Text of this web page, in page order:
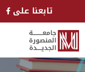
تابعنا على